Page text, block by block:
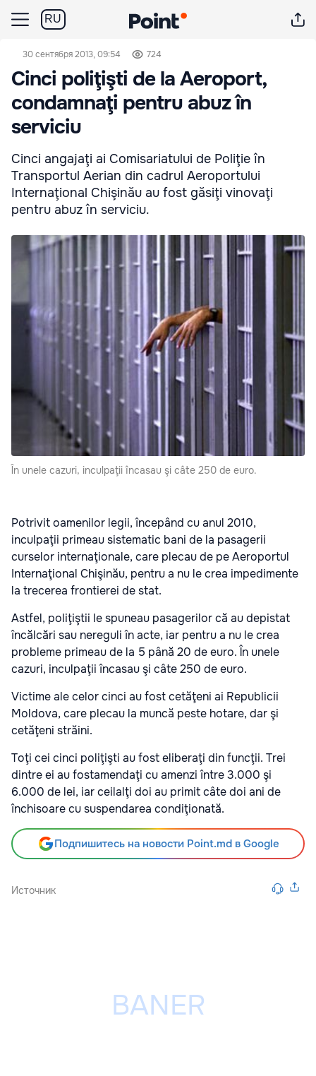
RU
30 сентября 2013, 09:54 724
Cinci poliţişti de la Aeroport,
condamnaţi pentru abuz în
serviciu
Cinci angajaţi ai Comisariatului de Poliţie în
Transportul Aerian din cadrul Aeroportului
Internaţional Chişinău au fost găsiţi vinovaţi
pentru abuz în serviciu.
În unele cazuri, inculpaţii încasau şi câte 250 de euro.
Potrivit oamenilor legii, începând cu anul 2010,
inculpaţii primeau sistematic bani de la pasagerii
curselor internaţionale, care plecau de pe Aeroportul
Internaţional Chişinău, pentru a nu le crea impedimente
la trecerea frontierei de stat.
Astfel, poliţiştii le spuneau pasagerilor că au depistat
încălcări sau nereguli în acte, iar pentru a nu le crea
probleme primeau de la 5 până 20 de euro. În unele
cazuri, inculpaţii încasau şi câte 250 de euro.
Victime ale celor cinci au fost cetăţeni ai Republicii
Moldova, care plecau la muncă peste hotare, dar şi
cetăţeni străini.
Toţi cei cinci poliţişti au fost eliberaţi din funcţii. Trei
dintre ei au fostamendaţi cu amenzi între 3.000 şi
6.000 de lei, iar ceilalţi doi au primit câte doi ani de
închisoare cu suspendarea condiţionată.
Подпишитесь на новости Point.md в Google
Источник